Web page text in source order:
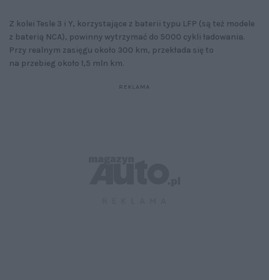
Z kolei Tesle 3 i Y, korzystające z baterii typu LFP (są też modele
z baterią NCA), powinny wytrzymać do 5000 cykli ładowania.
Przy realnym zasięgu około 300 km, przekłada się to
na przebieg około 1,5 mln km.